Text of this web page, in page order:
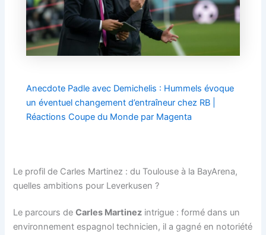
Anecdote Padle avec Demichelis : Hummels évoque
un éventuel changement d’entraîneur chez RB |
Réactions Coupe du Monde par Magenta
Le profil de Carles Martinez : du Toulouse à la BayArena,
quelles ambitions pour Leverkusen ?
Le parcours deCarles Martinez intrigue : formé dans un
environnement espagnol technicien, il a gagné en notoriété